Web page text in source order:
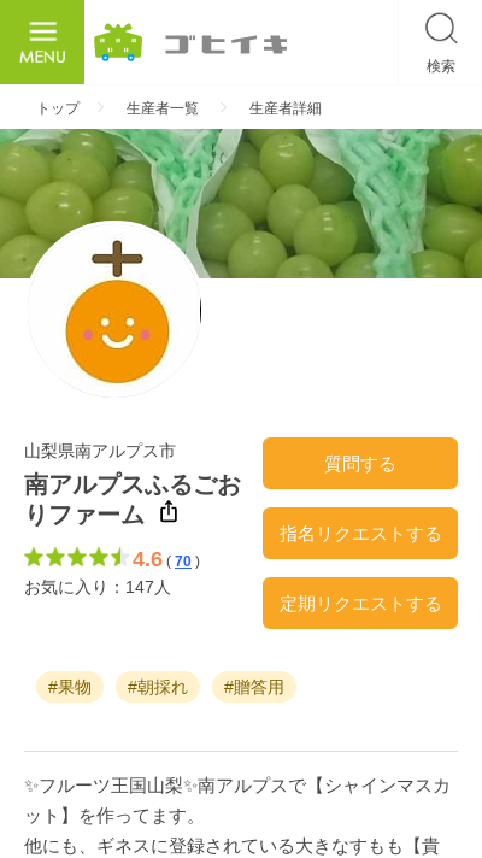
検索
トップ 生産者一覧 生産者詳細
山梨県南アルプス市
南アルプスふるごお
りファーム
4.6 ( 70 )
お気に入り：147人
質問する
指名リクエストする
定期リクエストする
#果物 #朝採れ #贈答用
✨フルーツ王国山梨✨南アルプスで【シャインマスカ
ット】を作ってます。
他にも、ギネスに登録されている大きなすもも【貴